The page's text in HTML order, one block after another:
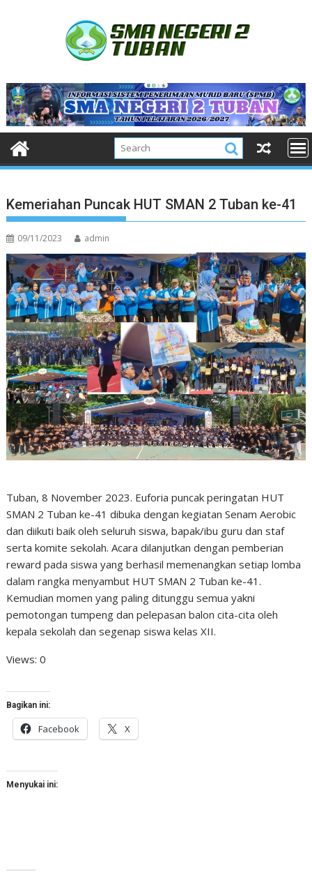
Kemeriahan Puncak HUT SMAN 2 Tuban ke-41
09/11/2023 admin
Tuban, 8 November 2023. Euforia puncak peringatan HUT
SMAN 2 Tuban ke-41 dibuka dengan kegiatan Senam Aerobic
dan diikuti baik oleh seluruh siswa, bapak/ibu guru dan staf
serta komite sekolah. Acara dilanjutkan dengan pemberian
reward pada siswa yang berhasil memenangkan setiap lomba
dalam rangka menyambut HUT SMAN 2 Tuban ke-41.
Kemudian momen yang paling ditunggu semua yakni
pemotongan tumpeng dan pelepasan balon cita-cita oleh
kepala sekolah dan segenap siswa kelas XII.
Views: 0
Bagikan ini:
Facebook X
Menyukai ini: